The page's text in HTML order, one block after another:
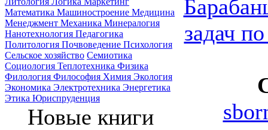
Математика Машиностроение Медицина
Менеджмент Механика Минералогия
Нанотехнология Педагогика
Политология Почвоведение Психология
Сельское хозяйство Семиотика
Социология Теплотехника Физика
Филология Философия Химия Экология
Экономика Электротехника Энергетика
Этика Юриспруденция
Новые книги
задач